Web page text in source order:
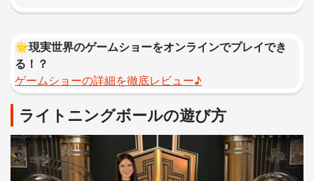
🌟現実世界のゲームショーをオンラインでプレイでき
る！？
ゲームショーの詳細を徹底レビュー♪
ライトニングボールの遊び方